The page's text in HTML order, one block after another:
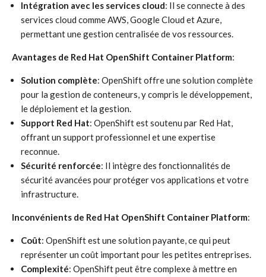
Intégration avec les services cloud: Il se connecte à des
services cloud comme AWS, Google Cloud et Azure,
permettant une gestion centralisée de vos ressources.
Avantages de Red Hat OpenShift Container Platform:
Solution complète: OpenShift offre une solution complète
pour la gestion de conteneurs, y compris le développement,
le déploiement et la gestion.
Support Red Hat: OpenShift est soutenu par Red Hat,
offrant un support professionnel et une expertise
reconnue.
Sécurité renforcée: Il intègre des fonctionnalités de
sécurité avancées pour protéger vos applications et votre
infrastructure.
Inconvénients de Red Hat OpenShift Container Platform:
Coût: OpenShift est une solution payante, ce qui peut
représenter un coût important pour les petites entreprises.
Complexité: OpenShift peut être complexe à mettre en